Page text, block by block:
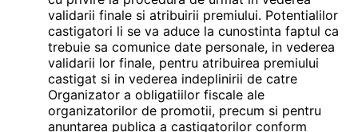
validarii finale si atribuirii premiului. Potentialilor
castigatori li se va aduce la cunostinta faptul ca
trebuie sa comunice date personale, in vederea
validarii lor finale, pentru atribuirea premiului
castigat si in vederea indeplinirii de catre
Organizator a obligatiilor fiscale ale
organizatorilor de promotii, precum si pentru
anuntarea publica a castigatorilor conform